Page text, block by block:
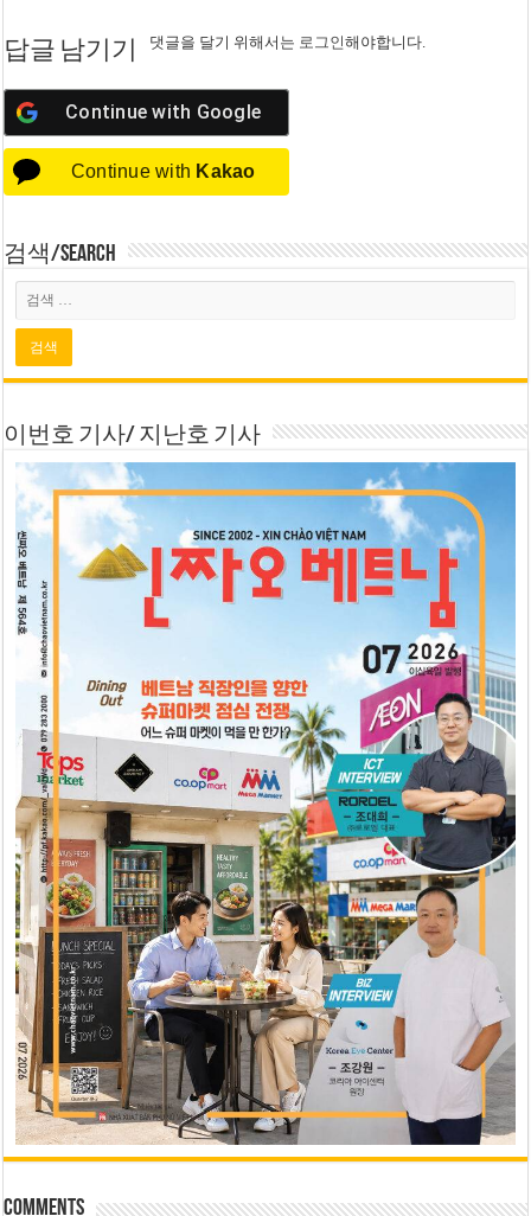
답글 남기기 댓글을 달기 위해서는 로그인해야합니다.
Continue with Google
Continue with Kakao
검색/Search
이번호 기사/ 지난호 기사
Comments